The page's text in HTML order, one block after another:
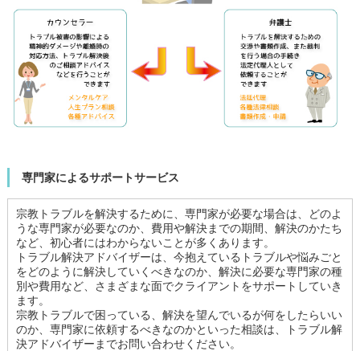
専門家によるサポートサービス
宗教トラブルを解決するために、専門家が必要な場合は、どのよ
うな専門家が必要なのか、費用や解決までの期間、解決のかたち
など、初心者にはわからないことが多くあります。
トラブル解決アドバイザーは、今抱えているトラブルや悩みごと
をどのように解決していくべきなのか、解決に必要な専門家の種
別や費用など、さまざまな面でクライアントをサポートしていき
ます。
宗教トラブルで困っている、解決を望んでいるが何をしたらいい
のか、専門家に依頼するべきなのかといった相談は、トラブル解
決アドバイザーまでお問い合わせください。